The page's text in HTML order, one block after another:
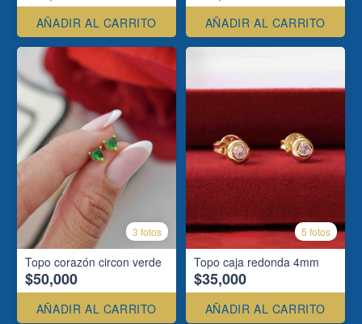
AÑADIR AL CARRITO AÑADIR AL CARRITO
3 fotos
Topo corazón circon verde
$50,000
AÑADIR AL CARRITO
5 fotos
Topo caja redonda 4mm
$35,000
AÑADIR AL CARRITO